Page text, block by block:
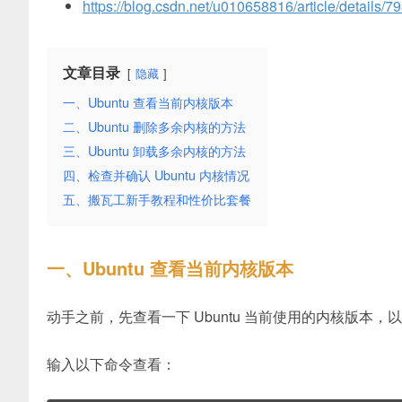
https://blog.csdn.net/u010658816/article/details/
文章目录 隐藏
一、Ubuntu 查看当前内核版本
二、Ubuntu 删除多余内核的方法
三、Ubuntu 卸载多余内核的方法
四、检查并确认 Ubuntu 内核情况
五、搬瓦工新手教程和性价比套餐
一、Ubuntu 查看当前内核版本
动手之前，先查看一下 Ubuntu 当前使用的内核版本，以
输入以下命令查看：